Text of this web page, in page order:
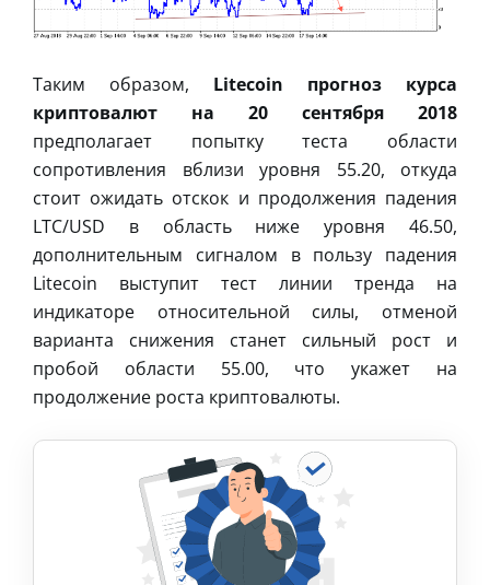
Таким образом, Litecoin прогноз курса
криптовалют на 20 сентября 2018
предполагает попытку теста области
сопротивления вблизи уровня 55.20, откуда
стоит ожидать отскок и продолжения падения
LTC/USD в область ниже уровня 46.50,
дополнительным сигналом в пользу падения
Litecoin выступит тест линии тренда на
индикаторе относительной силы, отменой
варианта снижения станет сильный рост и
пробой области 55.00, что укажет на
продолжение роста криптовалюты.